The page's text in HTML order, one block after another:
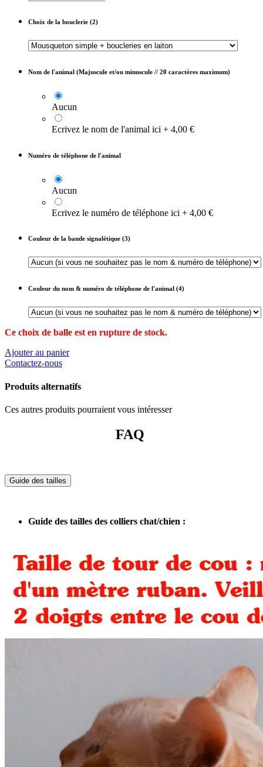
Choix de la bouclerie (2)
Nom de l'animal (Majuscule et/ou minuscule // 20 caractères maximum)
Aucun
Ecrivez le nom de l'animal ici + 4,00 €
Numéro de téléphone de l'animal
Aucun
Ecrivez le numéro de téléphone ici + 4,00 €
Couleur de la bande signalétique (3)
Couleur du nom & numéro de téléphone de l'animal (4)
Ce choix de balle est en rupture de stock.
Ajouter au panier
Contactez-nous
Produits alternatifs
Ces autres produits pourraient vous intéresser
FAQ
Guide des tailles
Guide des tailles des colliers chat/chien :